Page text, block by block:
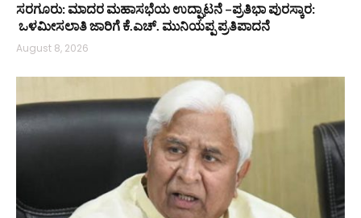
ಸರಗೂರು: ಮಾದರ ಮಹಾಸಭೆಯ ಉದ್ಘಾಟನೆ –ಪ್ರತಿಭಾ ಪುರಸ್ಕಾರ:
ಒಳಮೀಸಲಾತಿ ಜಾರಿಗೆ ಕೆ.ಎಚ್. ಮುನಿಯಪ್ಪ ಪ್ರತಿಪಾದನೆ
August 8, 2026